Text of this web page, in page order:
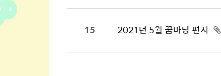
15 2021년 5월 꿈바당 편지